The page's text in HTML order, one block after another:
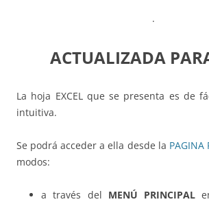
.
ACTUALIZADA
La hoja EXCEL que se presenta es de
intuitiva.
Se podrá acceder a ella desde la PAGINA
modos:
a través del MENÚ PRINCIPAL